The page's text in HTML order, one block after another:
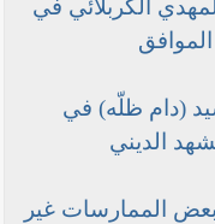
الكربلائي في
صفر/ 1441 هـ) الموافق
(دام ظلّه) في
الديني
الممارسات غير